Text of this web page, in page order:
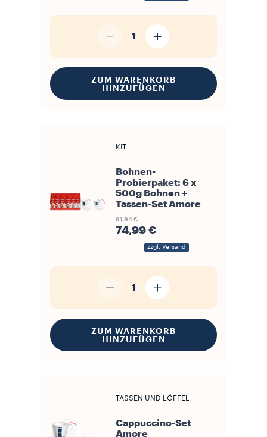
1
ZUM WARENKORB
HINZUFÜGEN
KIT
Bohnen-
Probierpaket: 6 x
500g Bohnen +
Tassen-Set Amore
91,94 €
74,99 €
zzgl. Versand
1
ZUM WARENKORB
HINZUFÜGEN
TASSEN UND LÖFFEL
Cappuccino-Set
Amore